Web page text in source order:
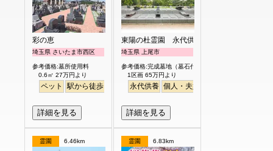
彩の恵
埼玉県 さいたま市西区
参考価格:墓所使用料
0.6㎡ 27万円より
ペット 駅から徒歩
詳細を見る
東陽の杜霊園 永代供養付墓【沙羅－SARA
埼玉県 上尾市
参考価格:完成墓地（墓石代含）永代供養付き夫婦タイ
1区画 65万円より
永代供養 個人・夫婦
詳細を見る
霊園 6.46km 霊園 6.83km